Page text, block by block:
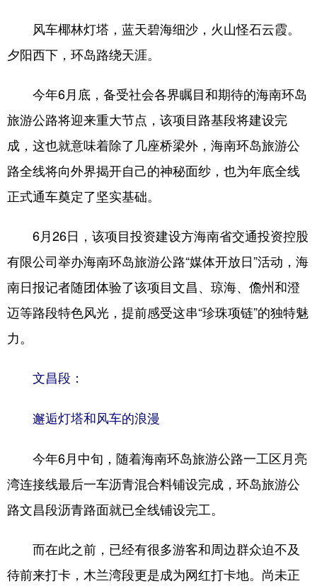
风车椰林灯塔，蓝天碧海细沙，火山怪石云霞。
夕阳西下，环岛路绕天涯。
今年6月底，备受社会各界瞩目和期待的海南环岛
旅游公路将迎来重大节点，该项目路基段将建设完
成，这也就意味着除了几座桥梁外，海南环岛旅游公
路全线将向外界揭开自己的神秘面纱，也为年底全线
正式通车奠定了坚实基础。
6月26日，该项目投资建设方海南省交通投资控股
有限公司举办海南环岛旅游公路“媒体开放日”活动，海
南日报记者随团体验了该项目文昌、琼海、儋州和澄
迈等路段特色风光，提前感受这串“珍珠项链”的独特魅
力。
文昌段：
邂逅灯塔和风车的浪漫
今年6月中旬，随着海南环岛旅游公路一工区月亮
湾连接线最后一车沥青混合料铺设完成，环岛旅游公
路文昌段沥青路面就已全线铺设完工。
而在此之前，已经有很多游客和周边群众迫不及
待前来打卡，木兰湾段更是成为网红打卡地。尚未正